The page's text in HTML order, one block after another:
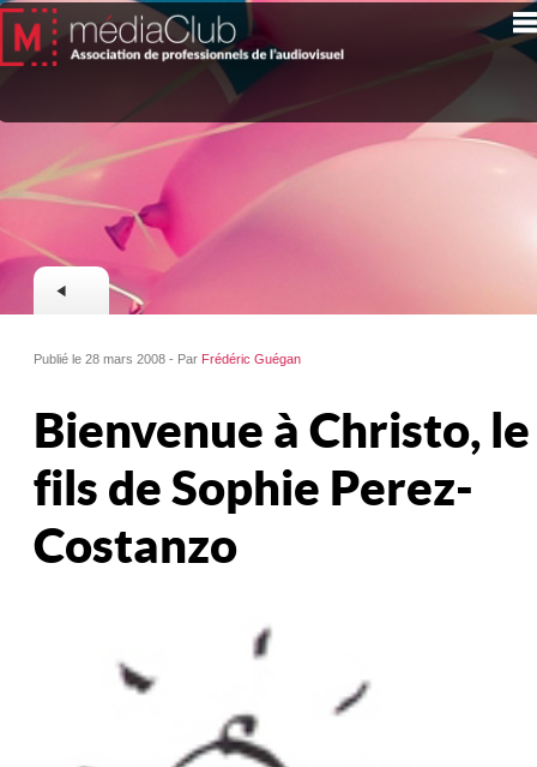
Publié le 28 mars 2008 - Par Frédéric Guégan
Bienvenue à Christo, le
fils de Sophie Perez-
Costanzo